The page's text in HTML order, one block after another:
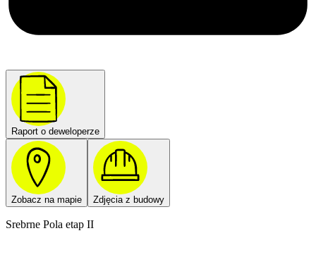
Raport o deweloperze
Zobacz na mapie Zdjęcia z budowy
Srebrne Pola etap II